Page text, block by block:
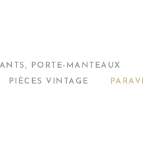
PORTE-MANTEAUX
PIÈCES VINTAGE